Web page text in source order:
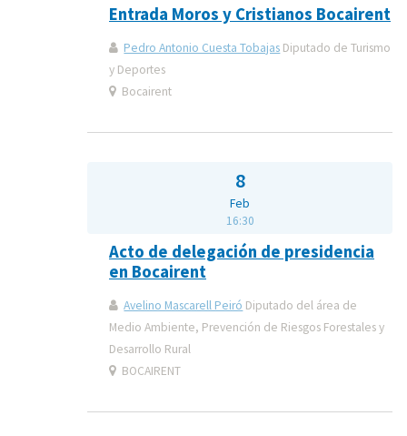
Entrada Moros y Cristianos Bocairent
Pedro Antonio Cuesta Tobajas Diputado de Turismo
y Deportes
Bocairent
8
Feb
16:30
Acto de delegación de presidencia
en Bocairent
Avelino Mascarell Peiró Diputado del área de
Medio Ambiente, Prevención de Riesgos Forestales y
Desarrollo Rural
BOCAIRENT